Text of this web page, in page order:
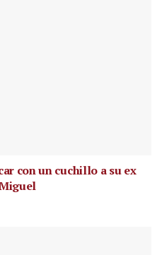
con un cuchillo a su ex